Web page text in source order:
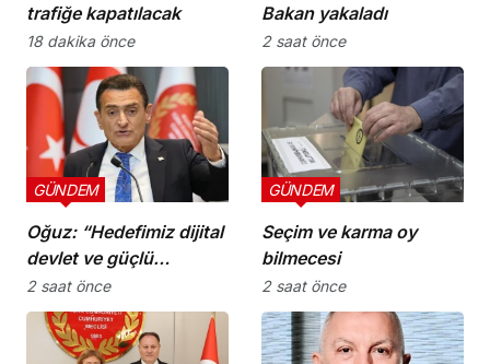
trafiğe kapatılacak
18 dakika önce
Bakan yakaladı
2 saat önce
Oğuz: “Hedefimiz dijital
devlet ve güçlü
kurumlar”
GÜNDEM
2 saat önce
Seçim ve karma oy
bilmecesi
GÜNDEM
2 saat önce